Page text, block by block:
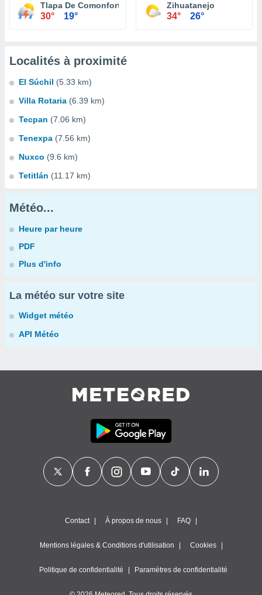
Tlapa De Comonfort
30° 19°
Zihuatanejo
34° 26°
Localités à proximité
El Súchil (5.33 km)
Villa Rotaria (6.39 km)
Tecpan (7.06 km)
Tenexpa (7.56 km)
Nuxco (9.6 km)
Tetitlán (11.17 km)
Météo...
Heure par heure
PDF
Plus d'info
La météo sur votre site
Widget météo
API Météo
Contact À propos de nous FAQ
Mentions légales & Conditions d'utilisation Cookies
Politique de confidentialité Paramètres de confidentialité